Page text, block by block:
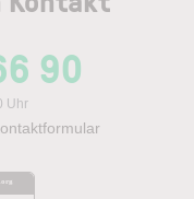
90
Uhr
.org